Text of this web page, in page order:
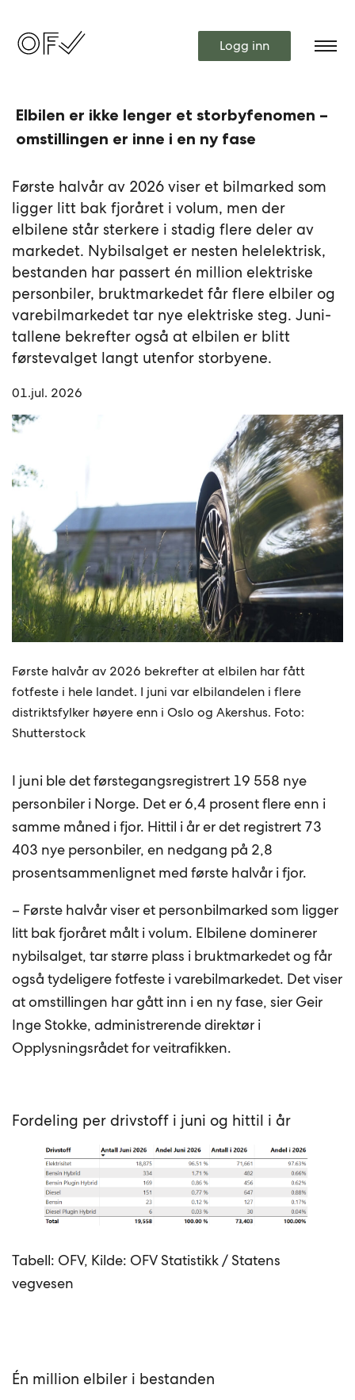
Logg inn
Elbilen er ikke lenger et storbyfenomen –
omstillingen er inne i en ny fase
Første halvår av 2026 viser et bilmarked som
ligger litt bak fjoråret i volum, men der
elbilene står sterkere i stadig flere deler av
markedet. Nybilsalget er nesten helelektrisk,
bestanden har passert én million elektriske
personbiler, bruktmarkedet får flere elbiler og
varebilmarkedet tar nye elektriske steg. Juni-
tallene bekrefter også at elbilen er blitt
førstevalget langt utenfor storbyene.
01.jul. 2026
Første halvår av 2026 bekrefter at elbilen har fått
fotfeste i hele landet. I juni var elbilandelen i flere
distriktsfylker høyere enn i Oslo og Akershus. Foto:
Shutterstock
I juni ble det førstegangsregistrert 19 558 nye
personbiler i Norge. Det er 6,4 prosent flere enn i
samme måned i fjor. Hittil i år er det registrert 73
403 nye personbiler, en nedgang på 2,8
prosentsammenlignet med første halvår i fjor.
– Første halvår viser et personbilmarked som ligger
litt bak fjoråret målt i volum. Elbilene dominerer
nybilsalget, tar større plass i bruktmarkedet og får
også tydeligere fotfeste i varebilmarkedet. Det viser
at omstillingen har gått inn i en ny fase, sier Geir
Inge Stokke, administrerende direktør i
Opplysningsrådet for veitrafikken.
Fordeling per drivstoff i juni og hittil i år
Tabell: OFV, Kilde: OFV Statistikk / Statens
vegvesen
Én million elbiler i bestanden